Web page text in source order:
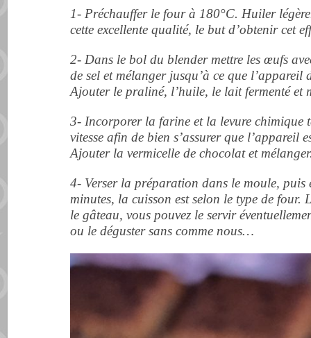
1- Préchauffer le four à 180°C. Huiler
cette excellente qualité, le but d’obtenir cet
2- Dans le bol du blender mettre les œufs
de sel et mélanger jusqu’à ce que l’appareil
Ajouter le praliné, l’huile, le lait fermenté et
3- Incorporer la farine et la levure chimique
vitesse afin de bien s’assurer que l’appareil
Ajouter la vermicelle de chocolat et
4- Verser la préparation dans le moule,
minutes, la cuisson est selon le type de
le gâteau, vous pouvez le servir
ou le déguster sans comme nous…